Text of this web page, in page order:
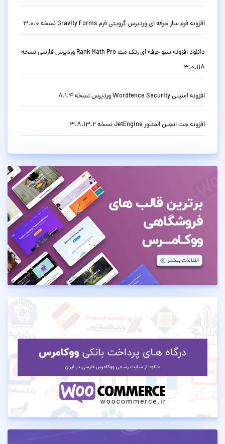
افزونه فرم ساز حرفه ای وردپرس گرویتی فرم Gravity Forms نسخه 3.0.0
دانلود افزونه سئو حرفه ای رنک مث Rank Math Pro وردپرس فارسی نسخه
3.0.118
افزونه امنیتی Wordfence Security وردپرس نسخه 8.1.4
افزونه جت انجین المنتور JetEngine نسخه 3.8.13.2